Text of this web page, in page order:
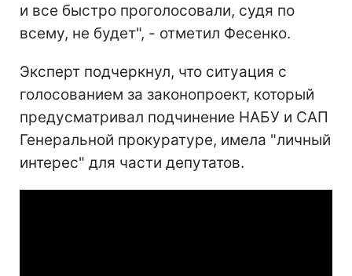
и все быстро проголосовали, судя по
всему, не будет", - отметил Фесенко.
Эксперт подчеркнул, что ситуация с
голосованием за законопроект, который
предусматривал подчинение НАБУ и САП
Генеральной прокуратуре, имела "личный
интерес" для части депутатов.